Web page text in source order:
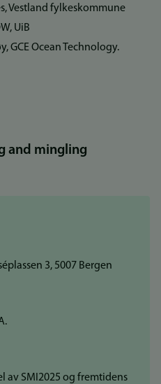
Vestland fylkeskommune
UiB
GCE Ocean Technology.
and mingling
3, 5007 Bergen
av SMI2025 og fremtidens